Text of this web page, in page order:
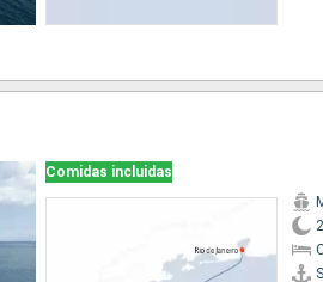
Comidas incluidas